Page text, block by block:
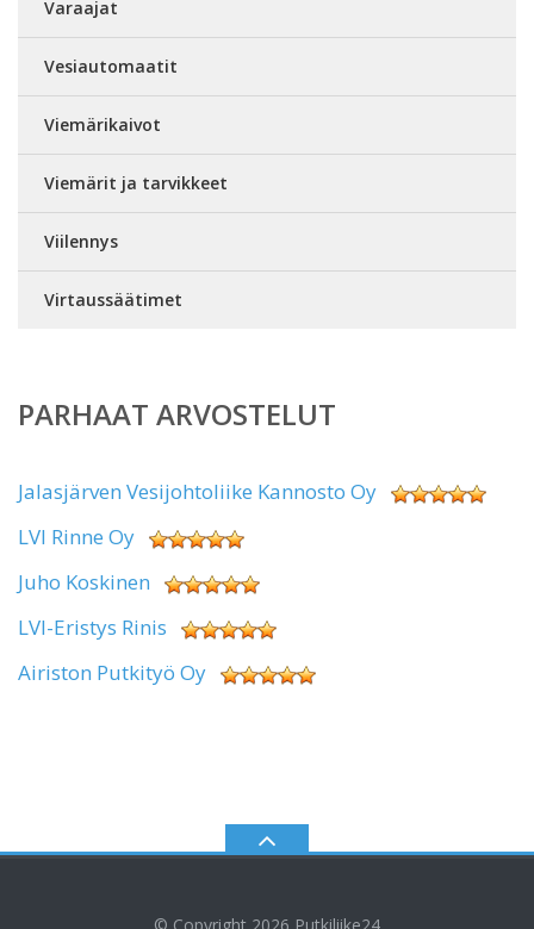
Varaajat
Vesiautomaatit
Viemärikaivot
Viemärit ja tarvikkeet
Viilennys
Virtaussäätimet
PARHAAT ARVOSTELUT
Jalasjärven Vesijohtoliike Kannosto Oy
LVI Rinne Oy
Juho Koskinen
LVI-Eristys Rinis
Airiston Putkityö Oy